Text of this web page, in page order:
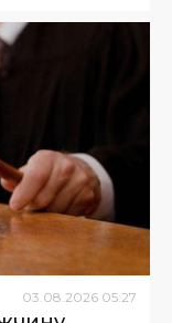
03.08.2026 05:27